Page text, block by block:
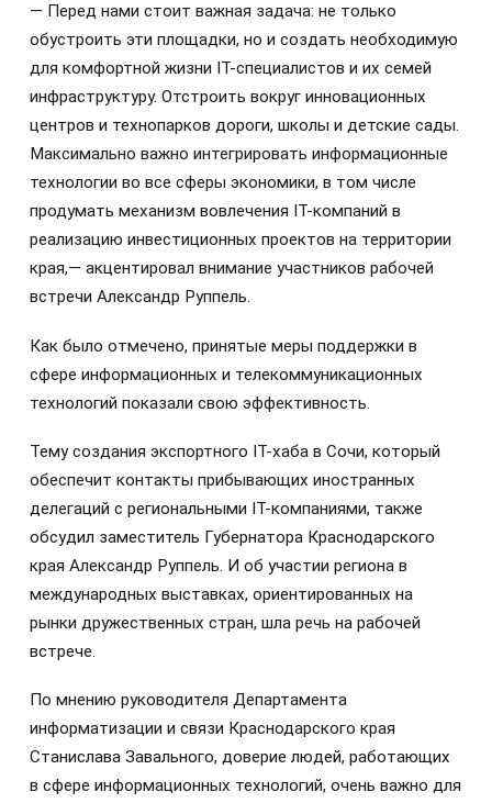
— Перед нами стоит важная задача: не только
обустроить эти площадки, но и создать необходимую
для комфортной жизни IТ-специалистов и их семей
инфраструктуру. Отстроить вокруг инновационных
центров и технопарков дороги, школы и детские сады.
Максимально важно интегрировать информационные
технологии во все сферы экономики, в том числе
продумать механизм вовлечения IТ-компаний в
реализацию инвестиционных проектов на территории
края,— акцентировал внимание участников рабочей
встречи Александр Руппель.
Как было отмечено, принятые меры поддержки в
сфере информационных и телекоммуникационных
технологий показали свою эффективность.
Тему создания экспортного IТ-хаба в Сочи, который
обеспечит контакты прибывающих иностранных
делегаций с региональными IТ-компаниями, также
обсудил заместитель Губернатора Краснодарского
края Александр Руппель. И об участии региона в
международных выставках, ориентированных на
рынки дружественных стран, шла речь на рабочей
встрече.
По мнению руководителя Департамента
информатизации и связи Краснодарского края
Станислава Завального, доверие людей, работающих
в сфере информационных технологий, очень важно для